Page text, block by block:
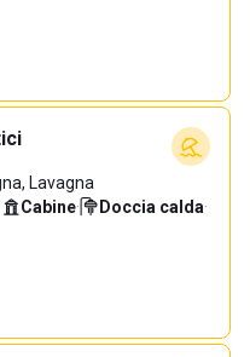
Lavagna
Cabine· Doccia calda·